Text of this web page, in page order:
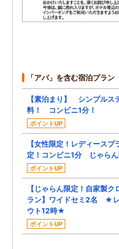
「アパ」を含む宿泊プラン
【素泊まり】 シンプル
料！ コンビニ1分！
ポイントUP
【女性限定！レディース
定！コンビニ1分 じゃら
ポイントUP
【じゃらん限定！自家製
ラン】ワイドセミ2名 ★
ウト12時★
ポイントUP